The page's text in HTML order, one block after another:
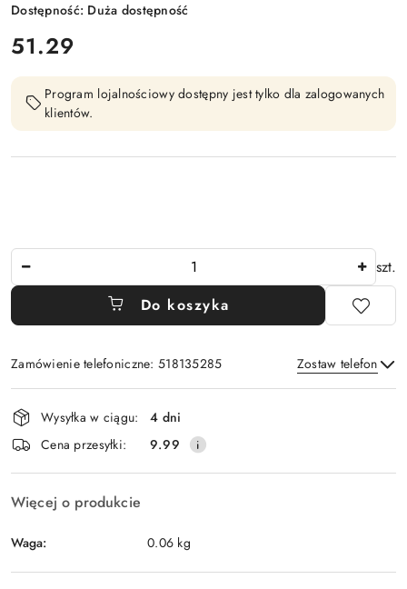
Dostępność: Duża dostępność
cena:
51.29
Program lojalnościowy dostępny jest tylko dla zalogowanych
klientów.
szt.
Do koszyka
Zamówienie telefoniczne: 518135285 Zostaw telefon
Wyślij
Dostępność
i
dostawa
Wysyłka w ciągu:
4 dni
Cena przesyłki:
9.99
Więcej o produkcie
Waga: 0.06 kg